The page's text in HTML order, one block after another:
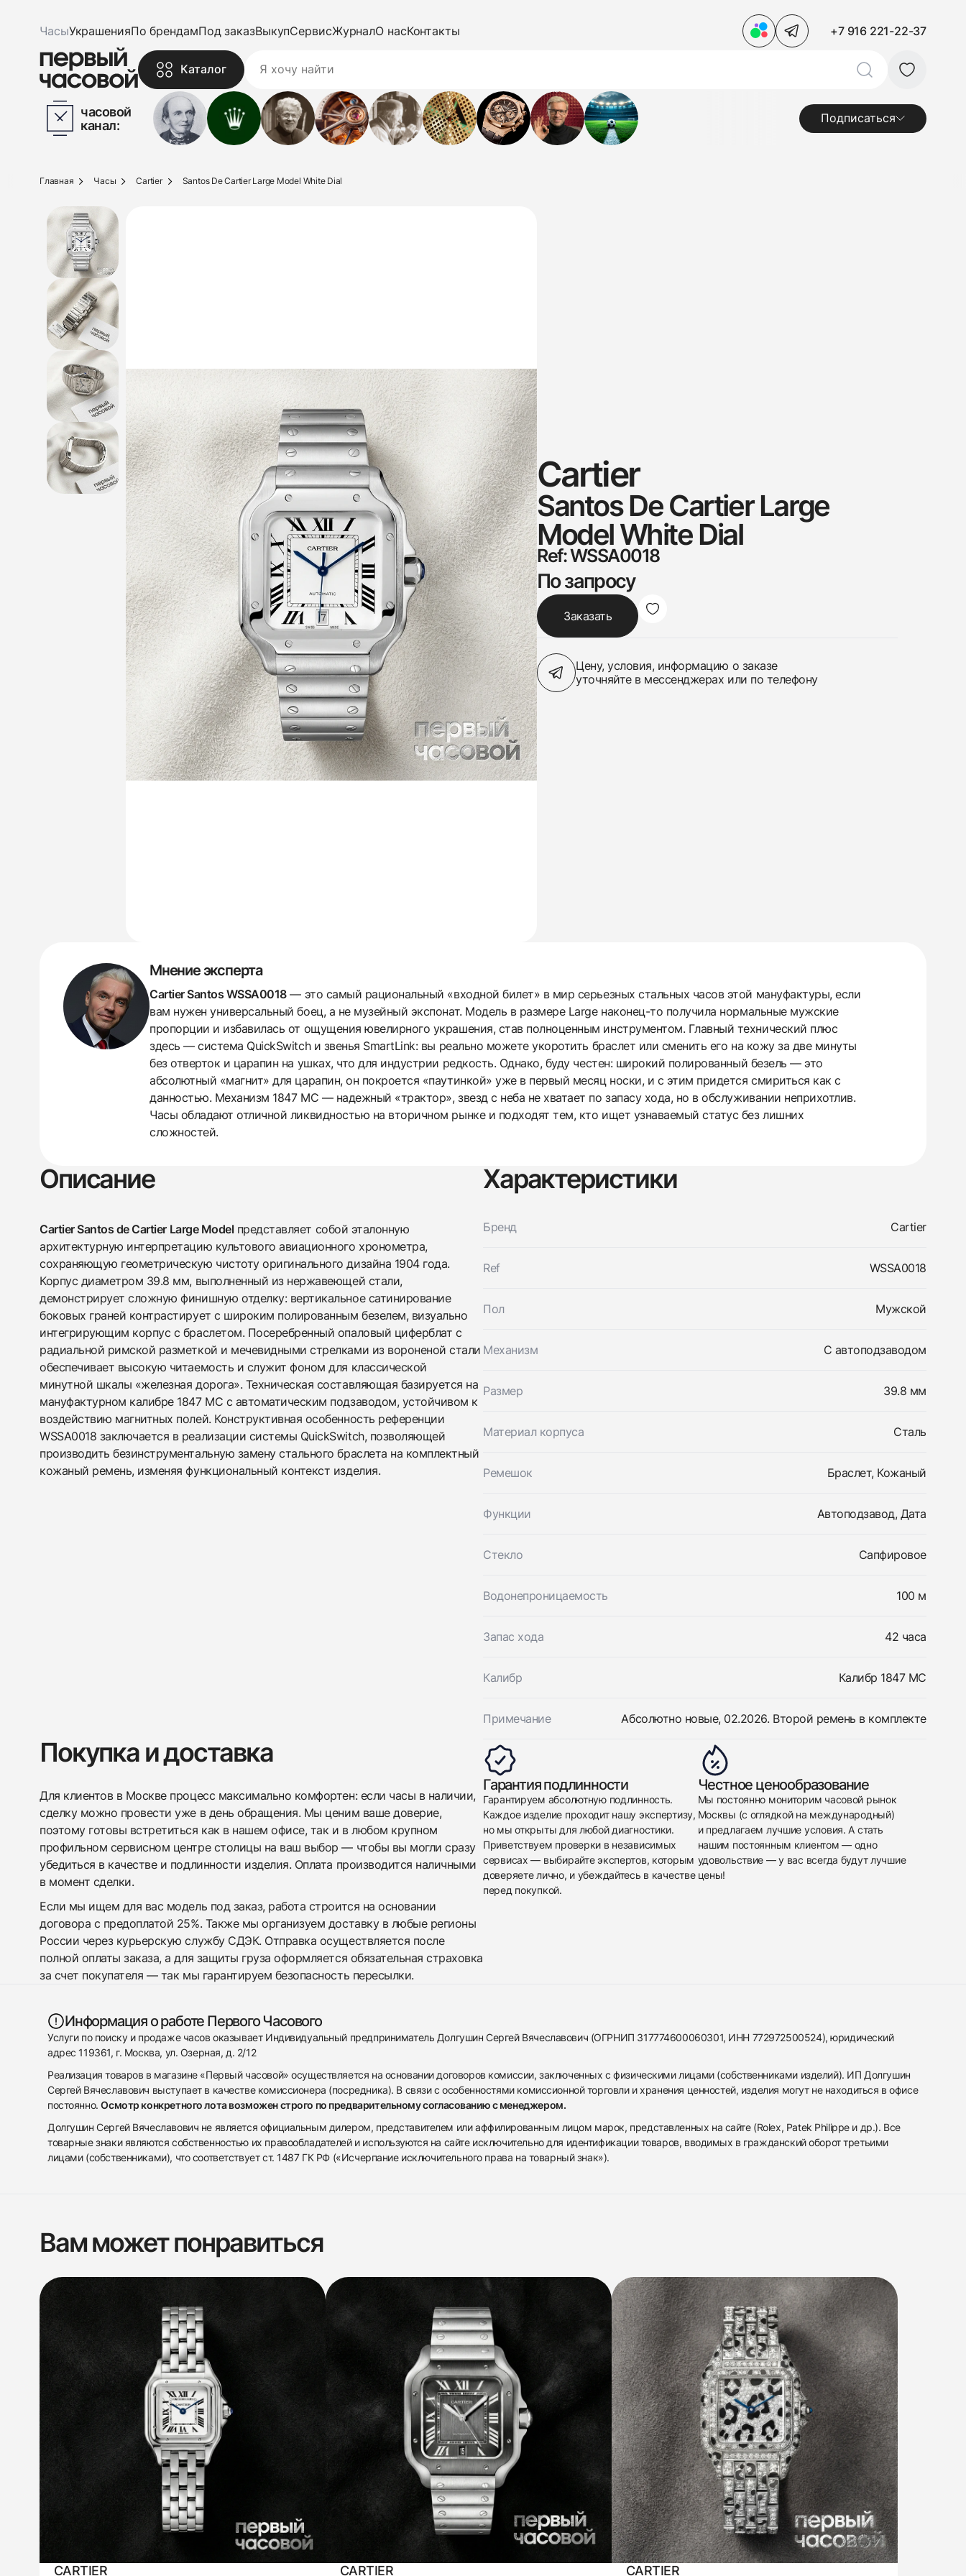
ЧасыУкрашенияПо брендамПод заказВыкупСервисЖурналО насКонтакты +7 916 221-22-37
Каталог
часовой
канал:
Подписаться
Главная Часы Cartier Santos De Cartier Large Model White Dial
Cartier
Santos De Cartier Large
Model White Dial
Ref: WSSA0018
По запросу
Заказать
Цену, условия, информацию о заказе
уточняйте в мессенджерах или по телефону
Мнение эксперта
Cartier Santos WSSA0018— это самый рациональный «входной билет» в мир серьезных стальных часов этой мануфактуры, если
вам нужен универсальный боец, а не музейный экспонат. Модель в размере Large наконец-то получила нормальные мужские
пропорции и избавилась от ощущения ювелирного украшения, став полноценным инструментом. Главный технический плюс
здесь — система QuickSwitch и звенья SmartLink: вы реально можете укоротить браслет или сменить его на кожу за две минуты
без отверток и царапин на ушках, что для индустрии редкость. Однако, буду честен: широкий полированный безель — это
абсолютный «магнит» для царапин, он покроется «паутинкой» уже в первый месяц носки, и с этим придется смириться как с
данностью. Механизм 1847 MC — надежный «трактор», звезд с неба не хватает по запасу хода, но в обслуживании неприхотлив.
Часы обладают отличной ликвидностью на вторичном рынке и подходят тем, кто ищет узнаваемый статус без лишних
сложностей.
Описание
Cartier Santos de Cartier Large Modelпредставляет собой эталонную
архитектурную интерпретацию культового авиационного хронометра,
сохраняющую геометрическую чистоту оригинального дизайна 1904 года.
Корпус диаметром 39.8 мм, выполненный из нержавеющей стали,
демонстрирует сложную финишную отделку: вертикальное сатинирование
боковых граней контрастирует с широким полированным безелем, визуально
интегрирующим корпус с браслетом. Посеребренный опаловый циферблат с
радиальной римской разметкой и мечевидными стрелками из вороненой стали
обеспечивает высокую читаемость и служит фоном для классической
минутной шкалы «железная дорога». Техническая составляющая базируется на
мануфактурном калибре 1847 MC с автоматическим подзаводом, устойчивом к
воздействию магнитных полей. Конструктивная особенность референции
WSSA0018 заключается в реализации системы QuickSwitch, позволяющей
производить безинструментальную замену стального браслета на комплектный
кожаный ремень, изменяя функциональный контекст изделия.
Характеристики
Бренд Cartier
Ref WSSA0018
Пол Мужской
Механизм С автоподзаводом
Размер 39.8 мм
Материал корпуса Сталь
Ремешок Браслет, Кожаный
Функции Автоподзавод, Дата
Стекло Сапфировое
Водонепроницаемость 100 м
Запас хода 42 часа
Калибр Калибр 1847 MC
Примечание Абсолютно новые, 02.2026. Второй ремень в комплекте
Покупка и доставка
Для клиентов в Москве процесс максимально комфортен: если часы в наличии,
сделку можно провести уже в день обращения. Мы ценим ваше доверие,
поэтому готовы встретиться как в нашем офисе, так и в любом крупном
профильном сервисном центре столицы на ваш выбор — чтобы вы могли сразу
убедиться в качестве и подлинности изделия. Оплата производится наличными
в момент сделки.
Если мы ищем для вас модель под заказ, работа строится на основании
договора с предоплатой 25%. Также мы организуем доставку в любые регионы
России через курьерскую службу СДЭК. Отправка осуществляется после
полной оплаты заказа, а для защиты груза оформляется обязательная страховка
за счет покупателя — так мы гарантируем безопасность пересылки.
Гарантия подлинности
Гарантируем абсолютную подлинность.
Каждое изделие проходит нашу экспертизу,
но мы открыты для любой диагностики.
Приветствуем проверки в независимых
сервисах — выбирайте экспертов, которым
доверяете лично, и убеждайтесь в качестве
перед покупкой.
Честное ценообразование
Мы постоянно мониторим часовой рынок
Москвы (с оглядкой на международный)
и предлагаем лучшие условия. А стать
нашим постоянным клиентом — одно
удовольствие — у вас всегда будут лучшие
цены!
Информация о работе Первого Часового
Услуги по поиску и продаже часов оказывает Индивидуальный предприниматель Долгушин Сергей Вячеславович (ОГРНИП 317774600060301, ИНН 772972500524), юридический
адрес 119361, г. Москва, ул. Озерная, д. 2/12
Реализация товаров в магазине «Первый часовой» осуществляется на основании договоров комиссии, заключенных с физическими лицами (собственниками изделий). ИП Долгушин
Сергей Вячеславович выступает в качестве комиссионера (посредника). В связи с особенностями комиссионной торговли и хранения ценностей, изделия могут не находиться в офисе
постоянно.Осмотр конкретного лота возможен строго по предварительному согласованию с менеджером.
Долгушин Сергей Вячеславович не является официальным дилером, представителем или аффилированным лицом марок, представленных на сайте (Rolex, Patek Philippe и др.). Все
товарные знаки являются собственностью их правообладателей и используются на сайте исключительно для идентификации товаров, вводимых в гражданский оборот третьими
лицами (собственниками), что соответствует ст. 1487 ГК РФ («Исчерпание исключительного права на товарный знак»).
Заказать эти часы
Оставьте ваши контактные данные и мы свяжемся с
вами
Cartier
Santos De Cartier Large Model White Dial
НовыеКоробка + Документы
$9,300
Трейд-ин часов
Оставьте ваши контактные данные и мы свяжемся с
вами
Cartier
Santos De Cartier Large Model White Dial
НовыеКоробка + Документы
$9,300
Вам может понравиться
CARTIER CARTIER CARTIER